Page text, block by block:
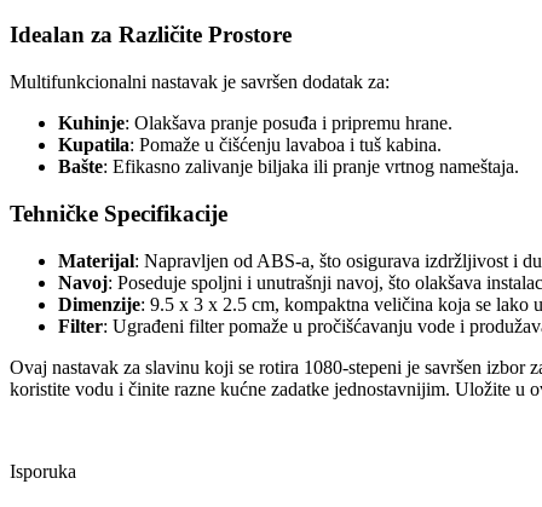
Idealan za Različite Prostore
Multifunkcionalni nastavak je savršen dodatak za:
Kuhinje: Olakšava pranje posuđa i pripremu hrane.
Kupatila: Pomaže u čišćenju lavaboa i tuš kabina.
Bašte: Efikasno zalivanje biljaka ili pranje vrtnog nameštaja.
Tehničke Specifikacije
Materijal: Napravljen od ABS-a, što osigurava izdržljivost i
Navoj: Poseduje spoljni i unutrašnji navoj, što olakšava
Dimenzije: 9.5 x 3 x 2.5 cm, kompaktna veličina koja se lako
Filter: Ugrađeni filter pomaže u pročišćavanju vode i
Ovaj nastavak za slavinu koji se rotira 1080-stepeni je savršen
koristite vodu i činite razne kućne zadatke jednostavnijim. Uložite u
Isporuka